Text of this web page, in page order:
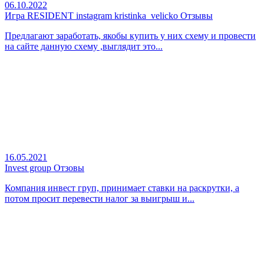
06.10.2022
Игра RESIDENT instagram kristinka_velicko Отзывы
Предлагают заработать, якобы купить у них схему и провести
на сайте данную схему ,выглядит это...
16.05.2021
Invest group Отзовы
Компания инвест груп, принимает ставки на раскрутки, а
потом просит перевести налог за выигрыш и...